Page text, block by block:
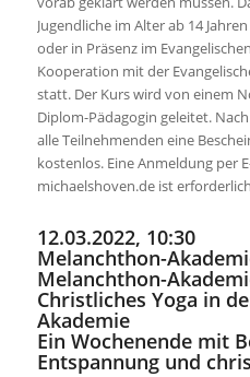
Jugendliche im Alter ab 14
oder in Präsenz im
Kooperation mit der
statt. Der Kurs wird von einem
Diplom-Pädagogin geleitet.
alle Teilnehmenden eine
kostenlos. Eine Anmeldung per
michaelshoven.de ist
12.03.2022, 10:30
Melanchthon-
Melanchthon-
Christliches Yoga in
Akademie
Ein Wochenende mit
Entspannung und